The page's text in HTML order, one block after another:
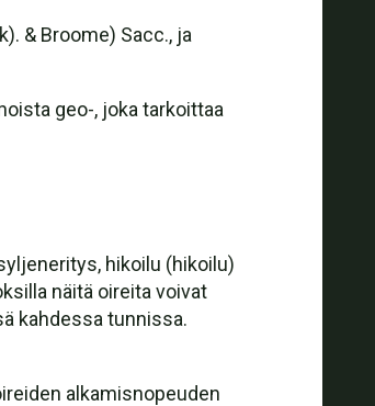
& Broome) Sacc., ja
geo-, joka tarkoittaa
hikoilu (hikoilu)
näitä oireita voivat
kahdessa tunnissa.
alkamisnopeuden